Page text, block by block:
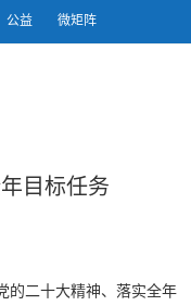
公益 微矩阵
目标任务
的二十大精神、落实全年